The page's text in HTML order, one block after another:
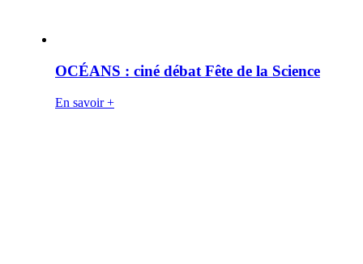
OCÉANS : ciné débat Fête de la Science
En savoir +